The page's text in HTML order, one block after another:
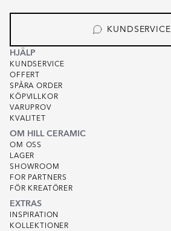
FÖR KREATÖRER
KUNDSERVICE
HJÄLP
KUNDSERVICE
OFFERT
SPÅRA ORDER
KÖPVILLKOR
VARUPROV
KVALITET
OM HILL CERAMIC
OM OSS
LAGER
SHOWROOM
FOR PARTNERS
FÖR KREATÖRER
EXTRAS
INSPIRATION
KOLLEKTIONER